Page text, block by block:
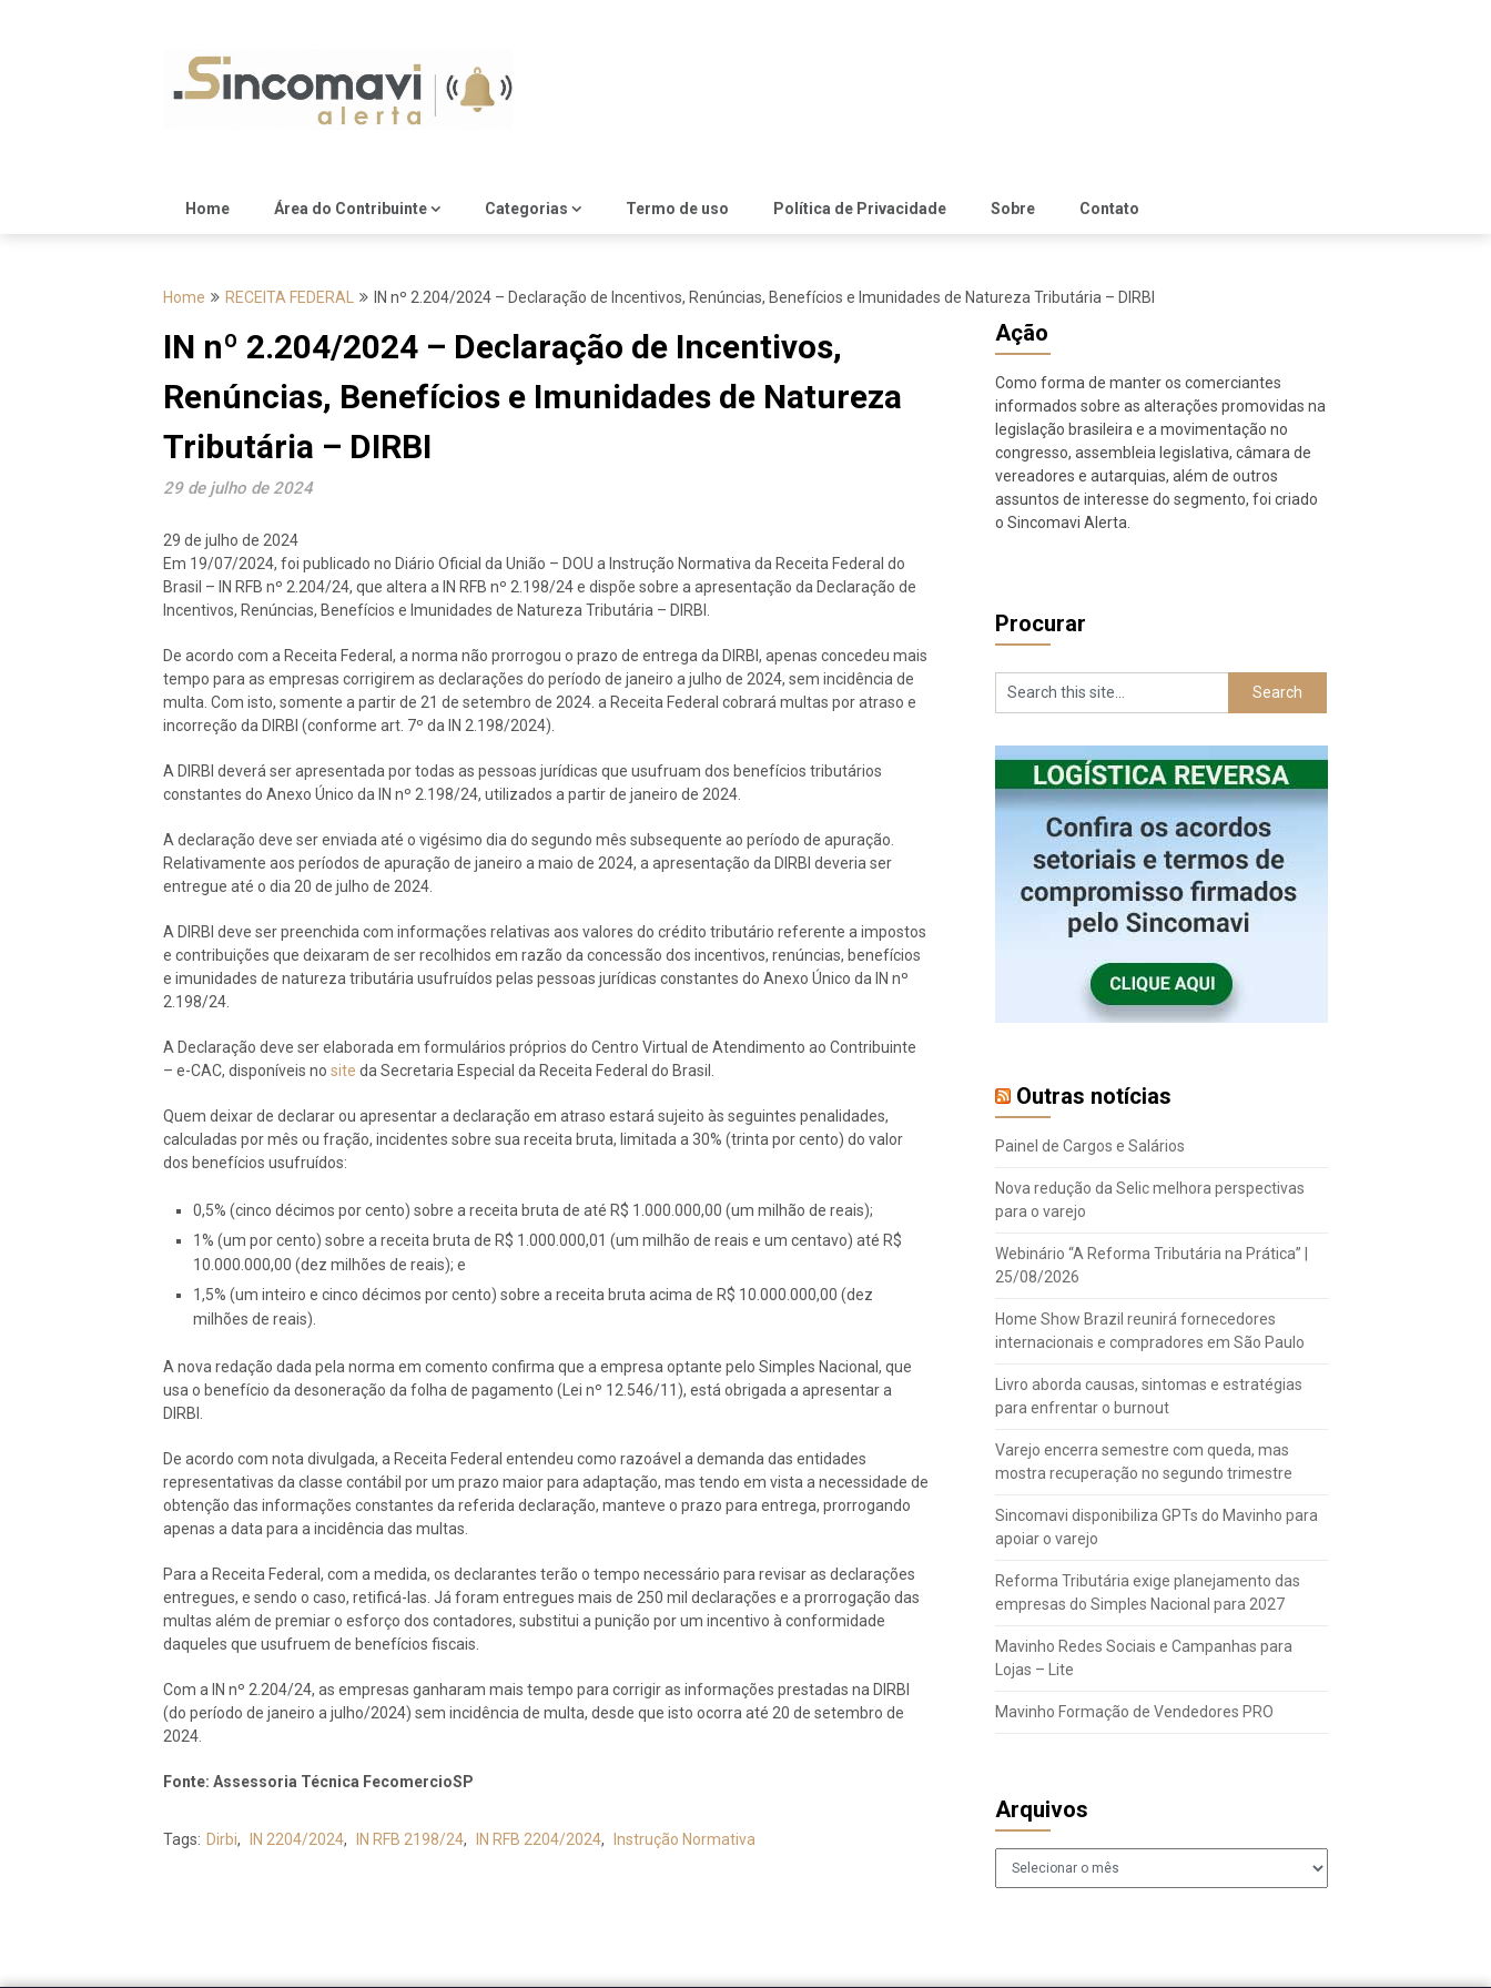
Home Área do Contribuinte Categorias Termo de uso Política de Privacidade Sobre Contato
Home RECEITA FEDERAL IN nº 2.204/2024 – Declaração de Incentivos, Renúncias, Benefícios e Imunidades de Natureza Tributária – DIRBI
IN nº 2.204/2024 – Declaração de Incentivos,
Renúncias, Benefícios e Imunidades de Natureza
Tributária – DIRBI
29 de julho de 2024
29 de julho de 2024
Em 19/07/2024, foi publicado no Diário Oficial da União – DOU a Instrução Normativa da Receita Federal do
Brasil – IN RFB nº 2.204/24, que altera a IN RFB nº 2.198/24 e dispõe sobre a apresentação da Declaração de
Incentivos, Renúncias, Benefícios e Imunidades de Natureza Tributária – DIRBI.
De acordo com a Receita Federal, a norma não prorrogou o prazo de entrega da DIRBI, apenas concedeu mais
tempo para as empresas corrigirem as declarações do período de janeiro a julho de 2024, sem incidência de
multa. Com isto, somente a partir de 21 de setembro de 2024. a Receita Federal cobrará multas por atraso e
incorreção da DIRBI (conforme art. 7º da IN 2.198/2024).
A DIRBI deverá ser apresentada por todas as pessoas jurídicas que usufruam dos benefícios tributários
constantes do Anexo Único da IN nº 2.198/24, utilizados a partir de janeiro de 2024.
A declaração deve ser enviada até o vigésimo dia do segundo mês subsequente ao período de apuração.
Relativamente aos períodos de apuração de janeiro a maio de 2024, a apresentação da DIRBI deveria ser
entregue até o dia 20 de julho de 2024.
A DIRBI deve ser preenchida com informações relativas aos valores do crédito tributário referente a impostos
e contribuições que deixaram de ser recolhidos em razão da concessão dos incentivos, renúncias, benefícios
e imunidades de natureza tributária usufruídos pelas pessoas jurídicas constantes do Anexo Único da IN nº
2.198/24.
A Declaração deve ser elaborada em formulários próprios do Centro Virtual de Atendimento ao Contribuinte
– e-CAC, disponíveis no site da Secretaria Especial da Receita Federal do Brasil.
Quem deixar de declarar ou apresentar a declaração em atraso estará sujeito às seguintes penalidades,
calculadas por mês ou fração, incidentes sobre sua receita bruta, limitada a 30% (trinta por cento) do valor
dos benefícios usufruídos:
0,5% (cinco décimos por cento) sobre a receita bruta de até R$ 1.000.000,00 (um milhão de reais);
1% (um por cento) sobre a receita bruta de R$ 1.000.000,01 (um milhão de reais e um centavo) até R$
10.000.000,00 (dez milhões de reais); e
1,5% (um inteiro e cinco décimos por cento) sobre a receita bruta acima de R$ 10.000.000,00 (dez
milhões de reais).
A nova redação dada pela norma em comento confirma que a empresa optante pelo Simples Nacional, que
usa o benefício da desoneração da folha de pagamento (Lei nº 12.546/11), está obrigada a apresentar a
DIRBI.
De acordo com nota divulgada, a Receita Federal entendeu como razoável a demanda das entidades
representativas da classe contábil por um prazo maior para adaptação, mas tendo em vista a necessidade de
obtenção das informações constantes da referida declaração, manteve o prazo para entrega, prorrogando
apenas a data para a incidência das multas.
Para a Receita Federal, com a medida, os declarantes terão o tempo necessário para revisar as declarações
entregues, e sendo o caso, retificá-las. Já foram entregues mais de 250 mil declarações e a prorrogação das
multas além de premiar o esforço dos contadores, substitui a punição por um incentivo à conformidade
daqueles que usufruem de benefícios fiscais.
Com a IN nº 2.204/24, as empresas ganharam mais tempo para corrigir as informações prestadas na DIRBI
(do período de janeiro a julho/2024) sem incidência de multa, desde que isto ocorra até 20 de setembro de
2024.
Fonte: Assessoria Técnica FecomercioSP
Tags: Dirbi, IN 2204/2024, IN RFB 2198/24, IN RFB 2204/2024, Instrução Normativa
Ação
Como forma de manter os comerciantes
informados sobre as alterações promovidas na
legislação brasileira e a movimentação no
congresso, assembleia legislativa, câmara de
vereadores e autarquias, além de outros
assuntos de interesse do segmento, foi criado
o Sincomavi Alerta.
Procurar
Outras notícias
Painel de Cargos e Salários
Nova redução da Selic melhora perspectivas
para o varejo
Webinário “A Reforma Tributária na Prática” |
25/08/2026
Home Show Brazil reunirá fornecedores
internacionais e compradores em São Paulo
Livro aborda causas, sintomas e estratégias
para enfrentar o burnout
Varejo encerra semestre com queda, mas
mostra recuperação no segundo trimestre
Sincomavi disponibiliza GPTs do Mavinho para
apoiar o varejo
Reforma Tributária exige planejamento das
empresas do Simples Nacional para 2027
Mavinho Redes Sociais e Campanhas para
Lojas – Lite
Mavinho Formação de Vendedores PRO
Arquivos
Arquivos